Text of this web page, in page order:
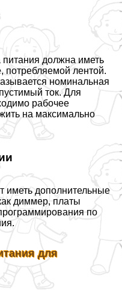
питания должна иметь
потрeбляемой лентой.
номинальная
ток. Для
рабочее
на максимально
иметь дополнительные
диммер, платы
по
для